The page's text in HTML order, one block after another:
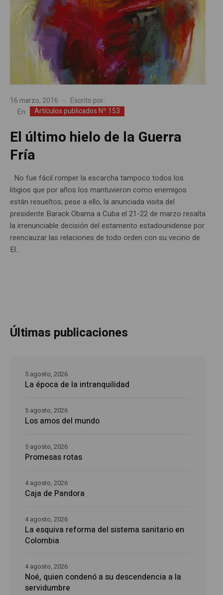
16 marzo, 2016
Escrito por:
En
Artículos publicados Nº 153
El último hielo de la Guerra
Fría
No fue fácil romper la escarcha tampoco todos los
litigios que por años los mantuvieron como enemigos
están resueltos; pese a ello, la anunciada visita del
presidente Barack Obama a Cuba el 21-22 de marzo resalta
la irrenunciable decisión del estamento estadounidense por
reencauzar las relaciones de todo orden con su vecino de
El...
Últimas publicaciones
La época de la intranquilidad
5 agosto, 2026
Los amos del mundo
5 agosto, 2026
Promesas rotas
5 agosto, 2026
Caja de Pandora
4 agosto, 2026
La esquiva reforma del sistema sanitario en
Colombia
4 agosto, 2026
Noé, quien condenó a su descendencia a la
servidumbre
4 agosto, 2026